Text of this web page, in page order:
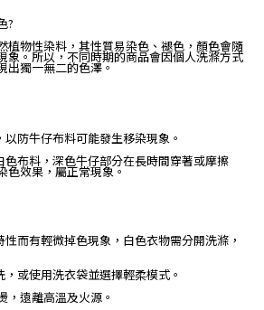
?
植物性染料，其性質易染色、褪色，顏色會隨
象。所以，不同時期的商品會因個人洗滌方式
出獨一無二的色澤。
防牛仔布料可能發生移染現象。
色布料，深色牛仔部分在長時間穿著或摩擦
色效果，屬正常現象。
而有輕微掉色現象，白色衣物需分開洗滌，
或使用洗衣袋並選擇輕柔模式。
，遠離高溫及火源。